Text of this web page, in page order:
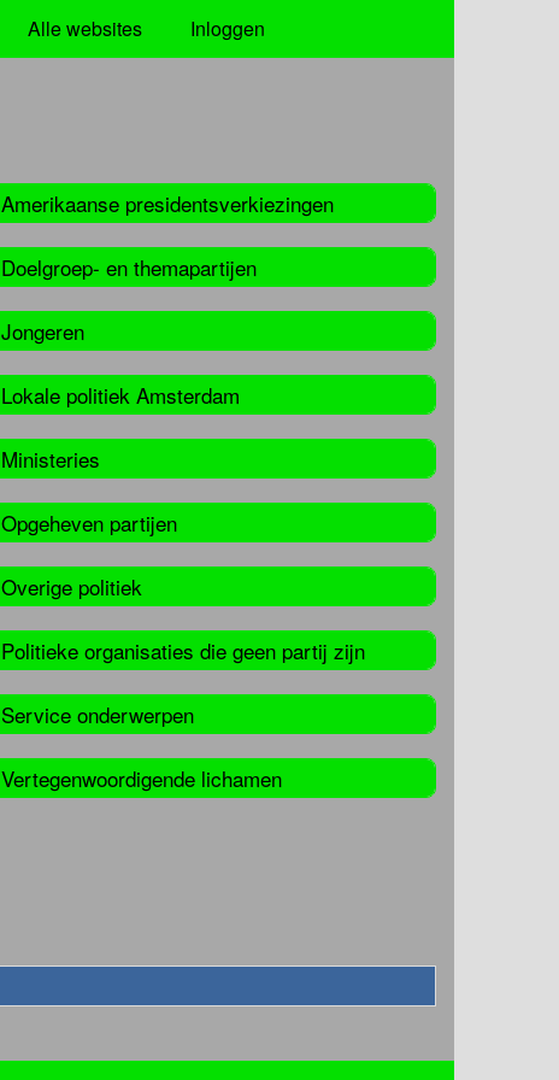
Alle websites Inloggen
Amerikaanse presidentsverkiezingen
Doelgroep- en themapartijen
Jongeren
Lokale politiek Amsterdam
Ministeries
Opgeheven partijen
Overige politiek
Politieke organisaties die geen partij zijn
Service onderwerpen
Vertegenwoordigende lichamen